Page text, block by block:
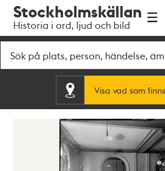
navigationen
huvudinnehållet
Stockholmskällan
Historia i ord, ljud och bild
Visa vad som